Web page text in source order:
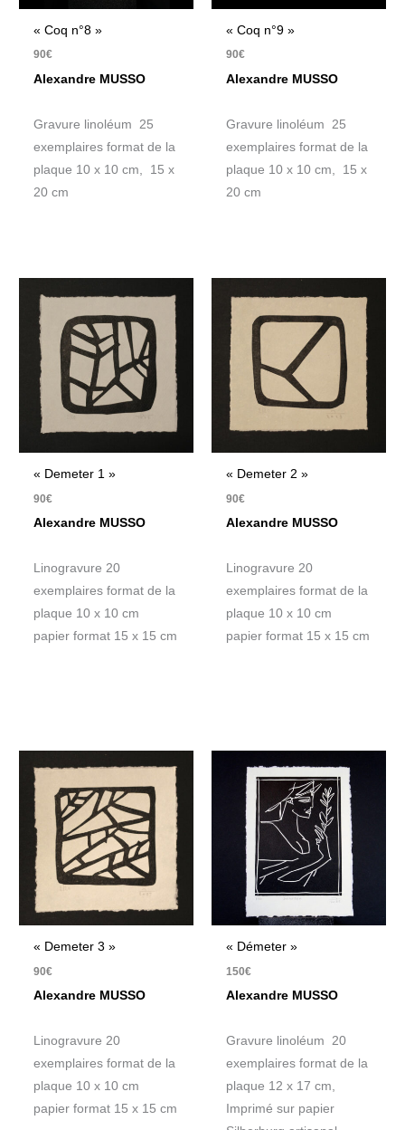
« Coq n°8 »
90€
Alexandre MUSSO
Gravure linoléum 25
exemplaires format de la
plaque 10 x 10 cm, 15 x
20 cm
« Coq n°9 »
90€
Alexandre MUSSO
Gravure linoléum 25
exemplaires format de la
plaque 10 x 10 cm, 15 x
20 cm
« Demeter 1 »
90€
Alexandre MUSSO
Linogravure 20
exemplaires format de la
plaque 10 x 10 cm
papier format 15 x 15 cm
« Demeter 2 »
90€
Alexandre MUSSO
Linogravure 20
exemplaires format de la
plaque 10 x 10 cm
papier format 15 x 15 cm
« Demeter 3 »
90€
Alexandre MUSSO
Linogravure 20
exemplaires format de la
plaque 10 x 10 cm
papier format 15 x 15 cm
« Démeter »
150€
Alexandre MUSSO
Gravure linoléum 20
exemplaires format de la
plaque 12 x 17 cm,
Imprimé sur papier